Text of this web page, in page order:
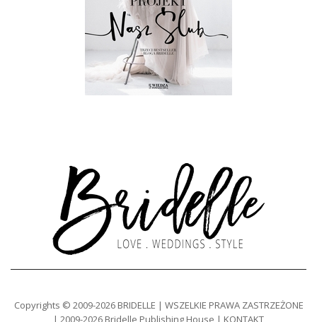
Copyrights © 2009-2026 BRIDELLE | WSZELKIE PRAWA ZASTRZEŻONE
| 2009-2026 Bridelle Publishing House | KONTAKT